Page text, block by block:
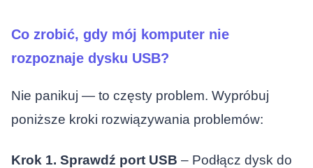
Co zrobić, gdy mój komputer nie
rozpoznaje dysku USB?
Nie panikuj — to częsty problem. Wypróbuj
poniższe kroki rozwiązywania problemów:
Krok 1. Sprawdź port USB – Podłącz dysk do